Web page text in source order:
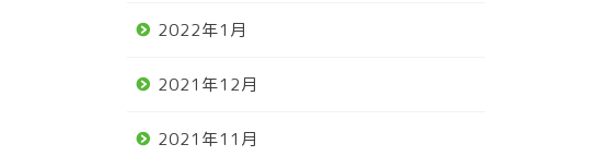
2022年1月
2021年12月
2021年11月